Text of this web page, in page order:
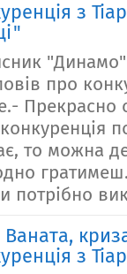
з
про
Прекрасно
конкуренція
то можна
з